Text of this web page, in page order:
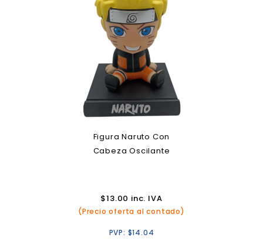
Figura Naruto Con
Cabeza Oscilante
$13.00 inc. IVA
(Precio oferta al contado)
PVP: $14.04